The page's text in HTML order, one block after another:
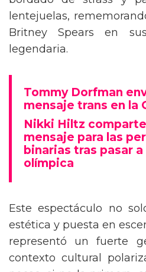
bordado de strass y
lentejuelas,
Britney Spears en
legendaria.
Tommy Dorfman
mensaje trans en la
Nikki Hiltz
mensaje para las
binarias tras pasar a
olímpica
Este espectáculo no
estética y puesta en
representó un fuerte
contexto cultural